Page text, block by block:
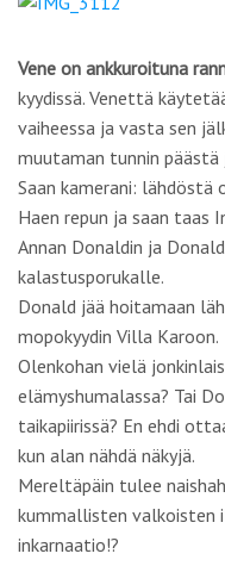
kalastusporukalle.
mopokyydin Villa Karoon.
Olenkohan vielä
elämyshumalassa? Tai
taikapiirissä? En ehdi
kun alan nähdä näkyjä.
Mereltäpäin tulee
kummallisten valkoisten
inkarnaatio!?
Ilmakuplat ovat
Niiden takaa ilmestyy
sellainen. Se on kääntäjä
ohjeita valokuvaaja
kuvataiteilija Melanie
Taas jää selitys kysymättä.
”This is Villa Karo”,
Kuulen myöhemmin